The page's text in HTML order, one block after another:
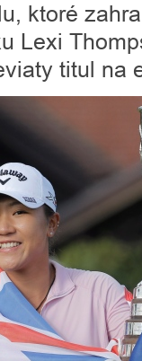
ktoré
Lexi
titul na